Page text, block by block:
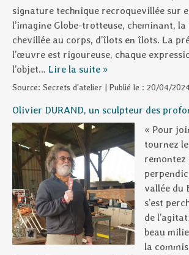
signature technique recroquevillée sur
l’imagine Globe-trotteuse, cheminant,
chevillée au corps, d’îlots en îlots. La
l’œuvre est rigoureuse, chaque
l’objet… Lire la suite »
Source: Secrets d'atelier | Publié le : 20/04/
Olivier DURAND, un sculpteur des
« Pour
tournez
remontez
vallée du
s’est
de
beau
la